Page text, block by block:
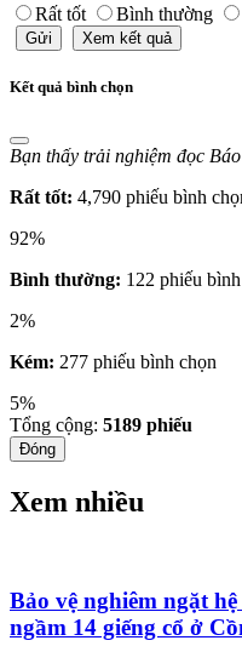
Rất tốt Bình thường
Gửi Xem kết quả
Kết quả bình chọn
Bạn thấy trải nghiệm đọc
Rất tốt: 4,790 phiếu bình
92%
Bình thường: 122 phiếu
2%
Kém: 277 phiếu bình chọn
5%
Tổng cộng: 5189 phiếu
Đóng
Xem nhiều
Bảo vệ nghiêm ngặt
ngầm 14 giếng cổ ở